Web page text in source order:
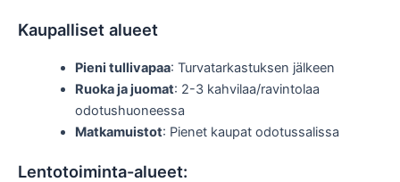
Kaupalliset alueet
Pieni tullivapaa: Turvatarkastuksen jälkeen
Ruoka ja juomat: 2-3 kahvilaa/ravintolaa
odotushuoneessa
Matkamuistot: Pienet kaupat odotussalissa
Lentotoiminta-alueet: